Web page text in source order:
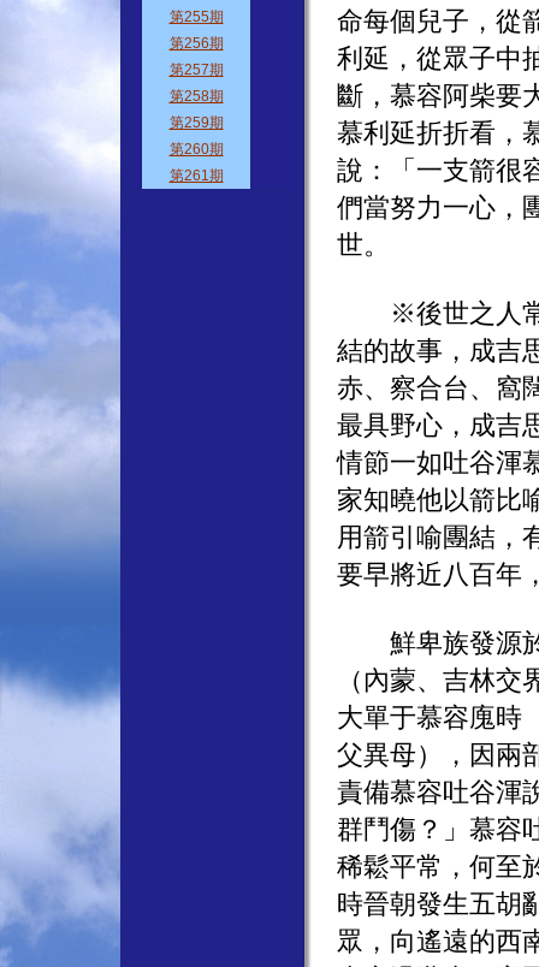
命每個兒子，從
利延，從眾子中
斷，慕容阿柴要
慕利延折折看，
說：「一支箭很
們當努力一心，
世。
※後世之人常
結的故事，成吉
赤、察合台、窩
最具野心，成吉
情節一如吐谷渾
家知曉他以箭比
用箭引喻團結，
要早將近八百年
鮮卑族發源於
（內蒙、吉林
大單于慕容廆時
父異母），因兩
責備慕容吐谷渾
群鬥傷？」慕容
稀鬆平常，何至
時晉朝發生五胡
眾，向遙遠的西